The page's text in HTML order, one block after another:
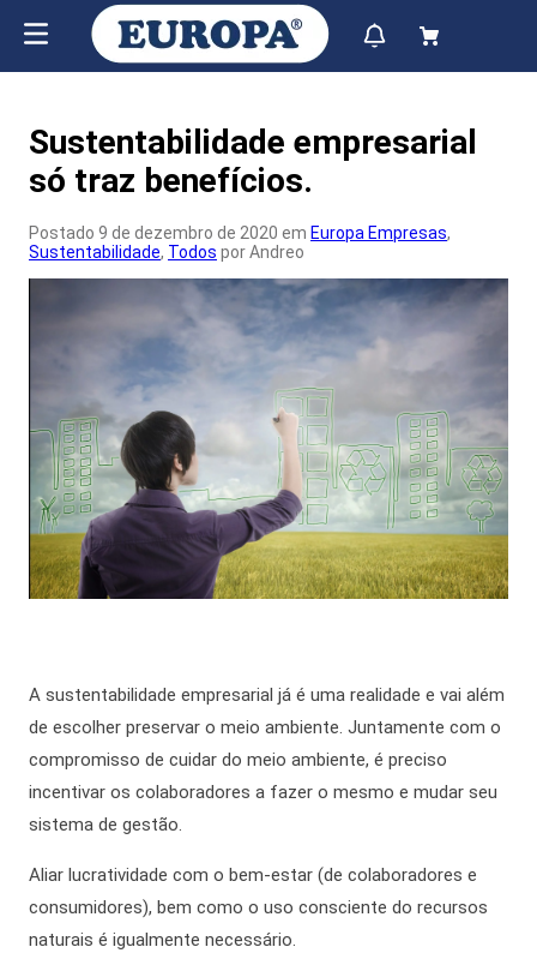
Sustentabilidade empresarial
só traz benefícios.
Postado 9 de dezembro de 2020 em Europa Empresas,
Sustentabilidade, Todos por Andreo
A sustentabilidade empresarial já é uma realidade e vai além
de escolher preservar o meio ambiente. Juntamente com o
compromisso de cuidar do meio ambiente, é preciso
incentivar os colaboradores a fazer o mesmo e mudar seu
sistema de gestão.
Aliar lucratividade com o bem-estar (de colaboradores e
consumidores), bem como o uso consciente do recursos
naturais é igualmente necessário.